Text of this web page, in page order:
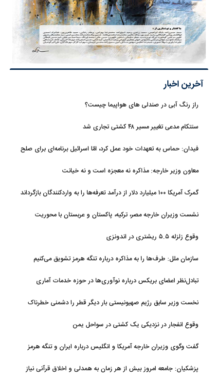
آخرین اخبار
راز رنگ آبی در صندلی های هواپیما چیست؟
سنتکام مدعی تغییر مسیر ۴۸ کشتی تجاری شد
فیدان: حماس به تعهدات خود عمل کرد، امّا اسرائیل برنامه‌ای برای صلح
معاون وزیر خارجه: مذاکره نه معجزه است و نه خیانت
گمرک آمریکا ۱۰۰ میلیارد دلار از درآمد تعرفه‌ها را به واردکنندگان بازگرداند
نشست وزیران خارجه مصر، ترکیه، پاکستان و عربستان با محوریت
وقوع زلزله ۵.۵ ریشتری در اندونزی
سازمان ملل: طرف‌ها را به مذاکره درباره تنگه هرمز تشویق می‌کنیم
تبادل‌نظر اعضای بریکس درباره نوآوری‌ها در حوزه خدمات آماری
نخست وزیر سابق رژیم صهیونیستی بار دیگر قطر را دشمنی خطرناک
وقوع انفجار در نزدیکی یک کشتی در سواحل یمن
گفت وگوی وزیران خارجه آمریکا و انگلیس درباره ایران و تنگه هرمز
پزشکیان: جامعه امروز بیش از هر زمان به همدلی و اخلاق قرآنی نیاز